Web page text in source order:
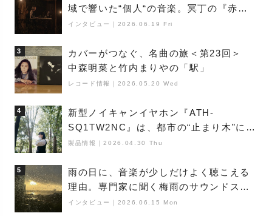
域で響いた“個人“の音楽。冥丁の『赤城
夜神楽』をレポート
インタビュー 2026.06.19 Fri
3
カバーがつなぐ、名曲の旅＜第23回＞
中森明菜と竹内まりやの「駅」
レコード情報 2026.05.20 Wed
4
新型ノイキャンイヤホン『ATH-
SQ1TW2NC』は、都市の“止まり木”にな
り得るーシンガーソングライター浮
製品情報 ｜2026.04.30 Thu
5
雨の日に、音楽が少しだけよく聴こえる
理由。専門家に聞く梅雨のサウンドス
ケープ
インタビュー 2026.06.15 Mon